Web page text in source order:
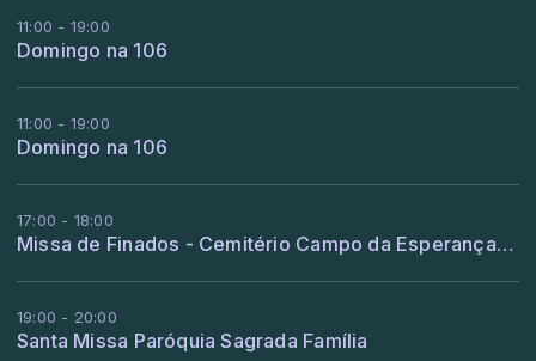
11:00 - 19:00
Domingo na 106
11:00 - 19:00
Domingo na 106
17:00 - 18:00
Missa de Finados - Cemitério Campo da Esperança - Oeiras - Piauí
19:00 - 20:00
Santa Missa Paróquia Sagrada Família